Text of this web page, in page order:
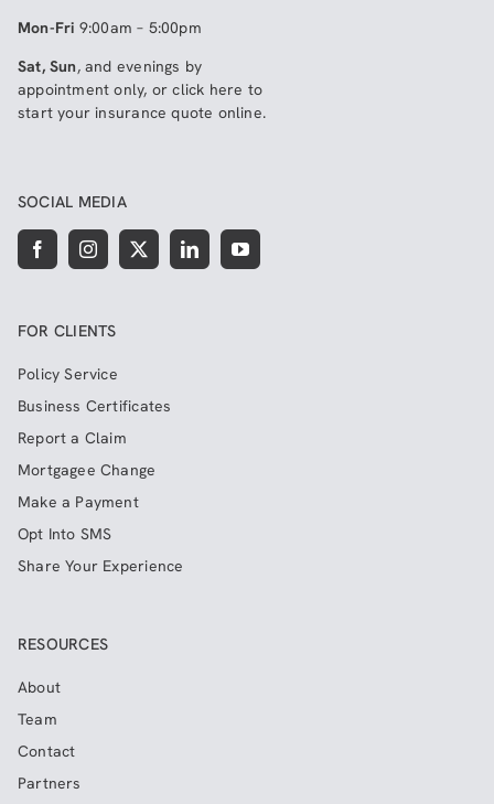
Mon-Fri 9:00am – 5:00pm
Sat, Sun, and evenings by
appointment only, or click here to
start your insurance quote online.
SOCIAL MEDIA
FOR CLIENTS
Policy Service
Business Certificates
Report a Claim
Mortgagee Change
Make a Payment
Opt Into SMS
Share Your Experience
RESOURCES
About
Team
Contact
Partners